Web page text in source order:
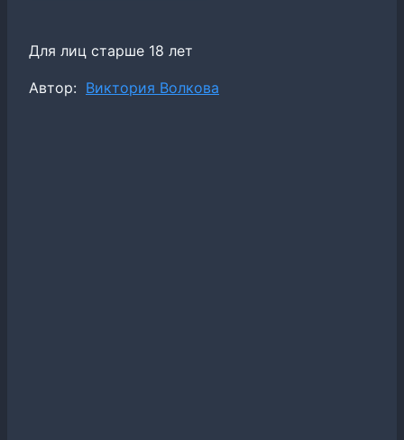
Для лиц старше 18 лет
Метки
Автор: Виктория Волкова